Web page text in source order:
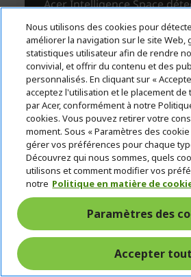
Nous utilisons des cookies pour
améliorer la navigation sur le site Web,
statistiques utilisateur afin de rendre
convivial, et offrir du contenu et des
personnalisés. En cliquant sur «
acceptez l'utilisation et le placement de
par Acer, conformément à notre
cookies. Vous pouvez retirer votre
moment. Sous « Paramètres des
gérer vos préférences pour chaque
Découvrez qui nous sommes, quels
utilisons et comment modifier vos
notre Politique en matière de
Paramètres des
Accepter tout